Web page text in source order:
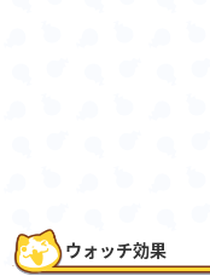
ウォッチ効果